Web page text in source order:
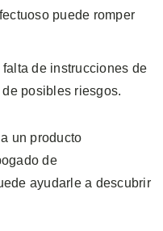
puede romper
falta de instrucciones de
posibles riesgos.
un producto
de
ayudarle a descubrir